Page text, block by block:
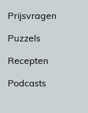
Prijsvragen
Puzzels
Recepten
Podcasts